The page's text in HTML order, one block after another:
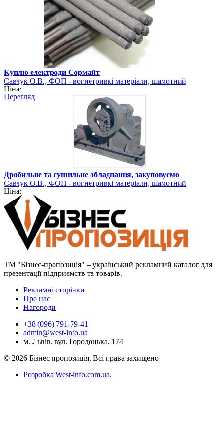
Куплю електроди Сормайт
Савчук О.В., ФОП - вогнетривкі матеріали, шамотний
порошок Хмельницька область
Ціна:
Перегляд
Дробильне та сушильне обладнання, закуповуємо
Савчук О.В., ФОП - вогнетривкі матеріали, шамотний
порошок Хмельницька область
Ціна:
ТМ "Бізнес-пропозиція" – український рекламний каталог для
презентації підприємств та товарів.
Рекламні сторінки
Про нас
Нагороди
+38 (096) 791-79-41
admin@west-info.ua
м. Львів, вул. Городоцька, 174
© 2026 Бізнес пропозиція. Всі права захищено
Розробка West-info.com.ua.